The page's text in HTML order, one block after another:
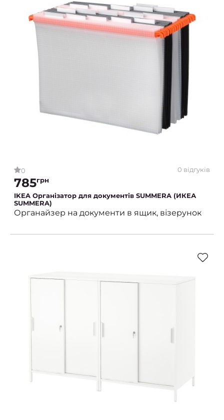
0 0 відгуків
785грн
IKEA Організатор для документів SUMMERA (ИКЕА
SUMMERA)
Органайзер на документи в ящик, візерунок